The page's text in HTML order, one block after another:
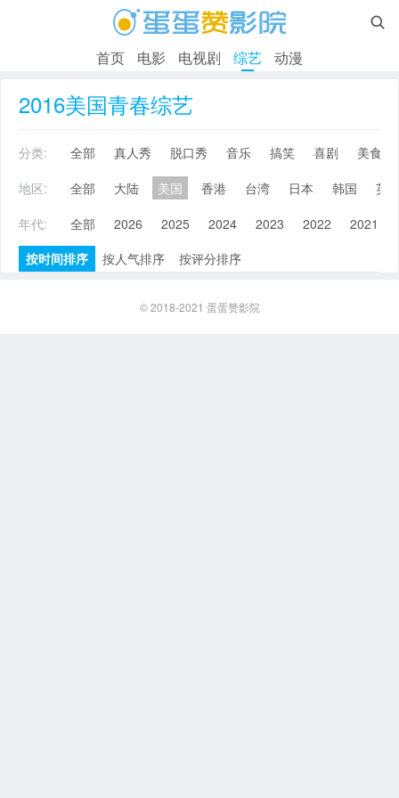

首页 电影 电视剧 综艺 动漫
2016美国青春综艺
分类: 全部 真人秀 脱口秀 音乐 搞笑 喜剧
美食
地区:
全部 大陆 美国 香港 台湾 日本 韩国
英
年代:
全部 2026 2025 2024 2023 2022 2021
按时间排序
按人气排序 按评分排序
© 2018-2021 蛋蛋赞影院